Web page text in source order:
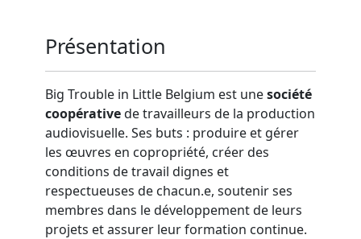
Présentation
Big Trouble in Little Belgium est unesociété
coopérativede travailleurs de la production
audiovisuelle. Ses buts : produire et gérer
les œuvres en copropriété, créer des
conditions de travail dignes et
respectueuses de chacun.e, soutenir ses
membres dans le développement de leurs
projets et assurer leur formation continue.